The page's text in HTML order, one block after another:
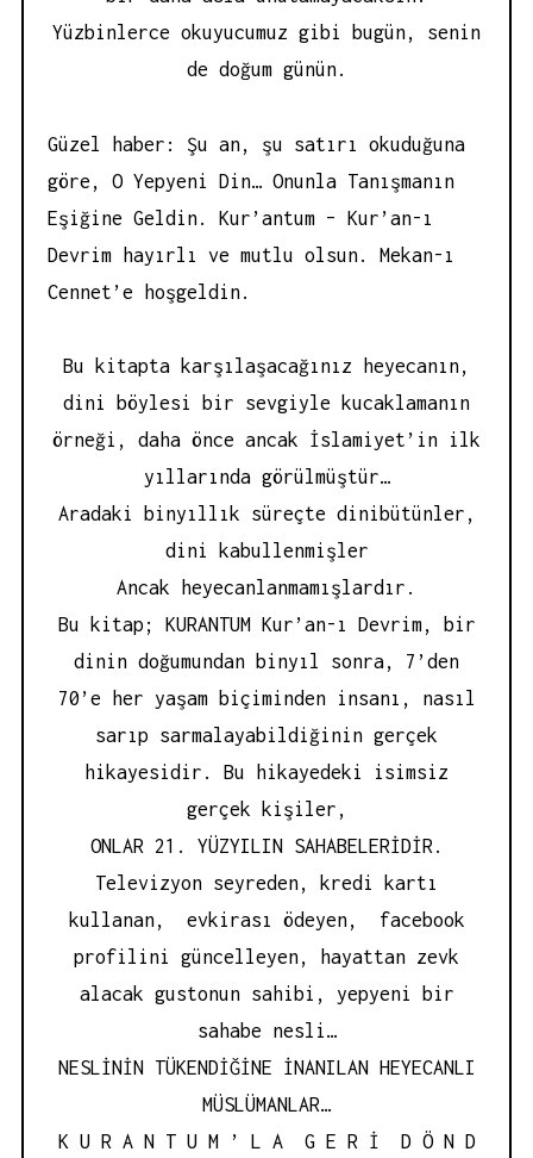
Yüzbinlerce okuyucumuz gibi bugün, senin
de doğum günün.
Güzel haber: Şu an, şu satırı okuduğuna
göre, O Yepyeni Din… Onunla Tanışmanın
Eşiğine Geldin. Kur’antum – Kur’an-ı
Devrim hayırlı ve mutlu olsun. Mekan-ı
Cennet’e hoşgeldin.
Bu kitapta karşılaşacağınız heyecanın,
dini böylesi bir sevgiyle kucaklamanın
örneği, daha önce ancak İslamiyet’in ilk
yıllarında görülmüştür…
Aradaki binyıllık süreçte dinibütünler,
dini kabullenmişler
Ancak heyecanlanmamışlardır.
Bu kitap; KURANTUM Kur’an-ı Devrim, bir
dinin doğumundan binyıl sonra, 7’den
70’e her yaşam biçiminden insanı, nasıl
sarıp sarmalayabildiğinin gerçek
hikayesidir. Bu hikayedeki isimsiz
gerçek kişiler,
ONLAR 21. YÜZYILIN SAHABELERİDİR.
Televizyon seyreden, kredi kartı
kullanan, evkirası ödeyen, facebook
profilini güncelleyen, hayattan zevk
alacak gustonun sahibi, yepyeni bir
sahabe nesli…
NESLİNİN TÜKENDİĞİNE İNANILAN HEYECANLI
MÜSLÜMANLAR…
K U R A N T U M ’ L A G E R İ D Ö N D